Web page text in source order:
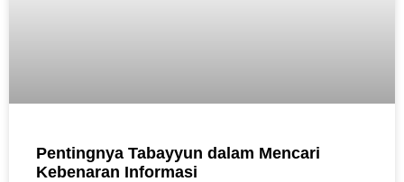
Pentingnya Tabayyun dalam Mencari
Kebenaran Informasi